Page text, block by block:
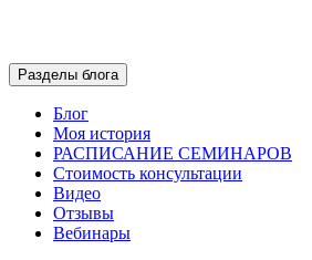
Разделы блога
Блог
Моя история
РАСПИСАНИЕ СЕМИНАРОВ
Стоимость консультации
Видео
Отзывы
Вебинары